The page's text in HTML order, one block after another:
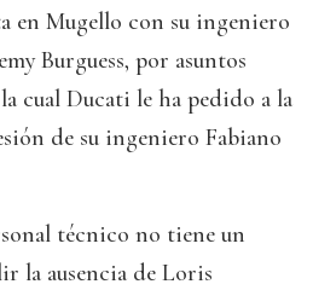
en Mugello con su ingeniero
Burguess, por asuntos
cual Ducati le ha pedido a la
de su ingeniero Fabiano
técnico no tiene un
la ausencia de Loris